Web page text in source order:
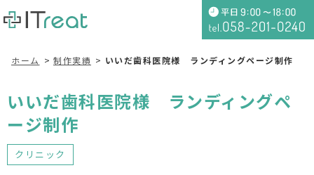
ホーム 制作実績 いいだ歯科医院様 ランディングページ制作
いいだ歯科医院様 ランディングペ
ージ制作
クリニック